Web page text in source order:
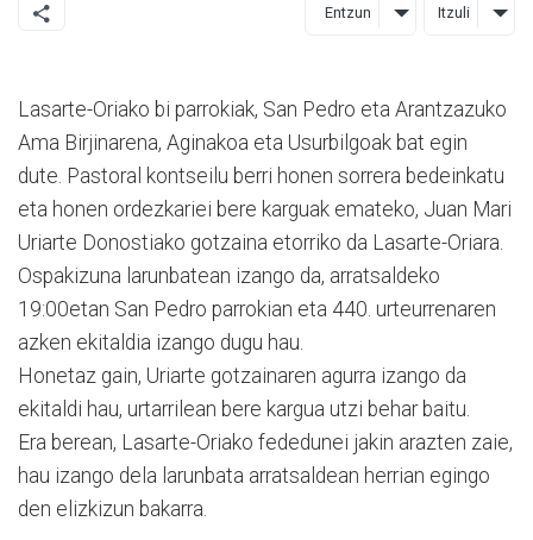
Entzun Itzuli
Lasarte-Oriako bi parrokiak, San Pedro eta Arantzazuko
Ama Birjinarena, Aginakoa eta Usurbilgoak bat egin
dute. Pastoral kontseilu berri honen sorrera bedeinkatu
eta honen ordezkariei bere karguak emateko, Juan Mari
Uriarte Donostiako gotzaina etorriko da Lasarte-Oriara.
Ospakizuna larunbatean izango da, arratsaldeko
19:00etan San Pedro parrokian eta 440. urteurrenaren
azken ekitaldia izango dugu hau.
Honetaz gain, Uriarte gotzainaren agurra izango da
ekitaldi hau, urtarrilean bere kargua utzi behar baitu.
Era berean, Lasarte-Oriako fededunei jakin arazten zaie,
hau izango dela larunbata arratsaldean herrian egingo
den elizkizun bakarra.